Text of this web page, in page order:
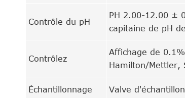
Contrôle du pH
PH 2.00-12.00 ±
capitaine de pH
Contrôlez
Affichage de
Hamilton/Mettler,
Échantillonnage Valve